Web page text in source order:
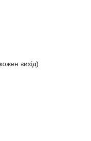
вихід)